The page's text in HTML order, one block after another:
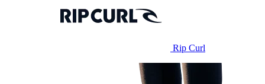
Rip Curl